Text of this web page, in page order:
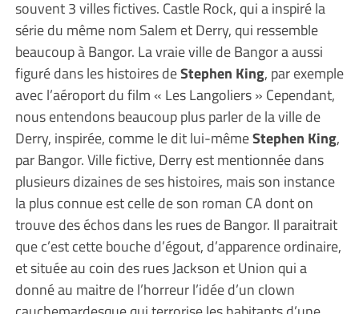
souvent 3 villes fictives. Castle Rock, qui a inspiré la
série du même nom Salem et Derry, qui ressemble
beaucoup à Bangor. La vraie ville de Bangor a aussi
figuré dans les histoires deStephen King, par exemple
avec l’aéroport du film « Les Langoliers » Cependant,
nous entendons beaucoup plus parler de la ville de
Derry, inspirée, comme le dit lui-mêmeStephen King,
par Bangor. Ville fictive, Derry est mentionnée dans
plusieurs dizaines de ses histoires, mais son instance
la plus connue est celle de son roman CA dont on
trouve des échos dans les rues de Bangor. Il paraitrait
que c’est cette bouche d’égout, d’apparence ordinaire,
et située au coin des rues Jackson et Union qui a
donné au maitre de l’horreur l’idée d’un clown